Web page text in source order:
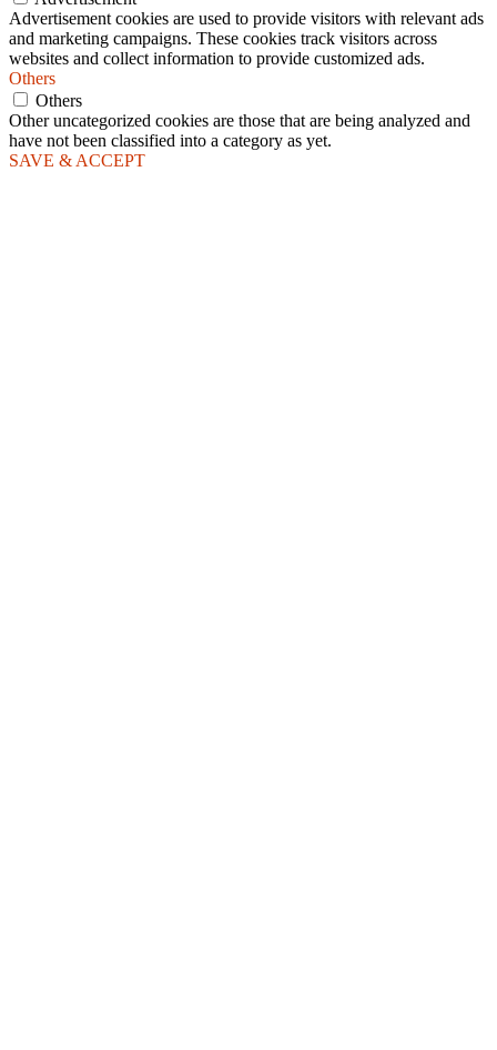
Advertisement cookies are used to provide visitors with relevant ads
and marketing campaigns. These cookies track visitors across
websites and collect information to provide customized ads.
Others
Others
Other uncategorized cookies are those that are being analyzed and
have not been classified into a category as yet.
SAVE & ACCEPT